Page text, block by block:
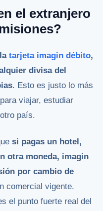
el extranjero
tarjeta imagin débito,
divisa del
. Esto es justo lo más
viajar, estudiar
país.
si pagas un hotel,
otra moneda, imagin
por cambio de
comercial vigente.
el punto fuerte real del